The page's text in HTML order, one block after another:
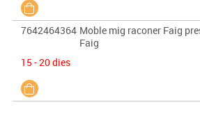
7642464364 Moble mig raconer Faig
Faig
15 - 20 dies